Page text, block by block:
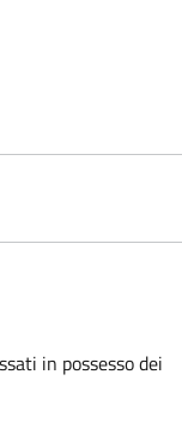
in possesso dei